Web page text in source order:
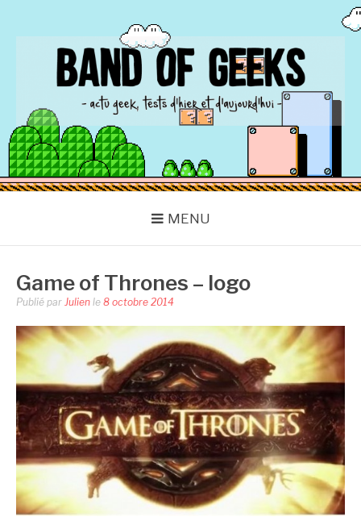
BAND OF GEEKS
Actu Geek d'hier et d'aujourd'hui
MENU
Game of Thrones – logo
Publié par Julien le 8 octobre 2014